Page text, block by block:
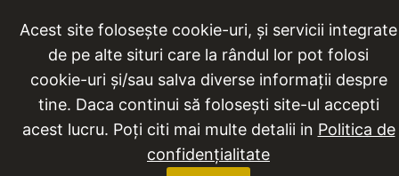
conținut
Acest site folosește cookie-uri, și servicii integrate
de pe alte situri care la rândul lor pot folosi
cookie-uri și/sau salva diverse informații despre
tine. Daca continui să folosești site-ul accepti
acest lucru. Poți citi mai multe detalii in Politica de
confidențialitate